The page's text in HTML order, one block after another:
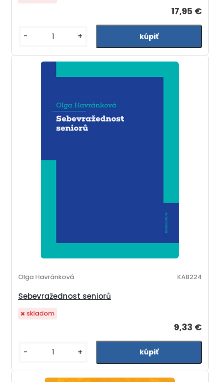
17,95 €
- +
Sebevražednost seniorů
Olga Havránková KA8224
9,33 €
skladom
- +